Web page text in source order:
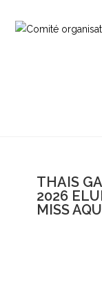
THAIS
2026
MISS